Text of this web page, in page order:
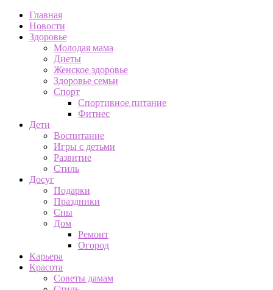
Главная
Новости
Здоровье
Молодая мама
Диеты
Женское здоровье
Здоровье семьи
Спорт
Спортивное питание
Фитнес
Дети
Воспитание
Игры с детьми
Развитие
Стиль
Досуг
Подарки
Праздники
Сны
Дом
Ремонт
Огород
Карьера
Красота
Советы дамам